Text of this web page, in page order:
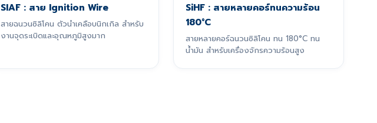
SIAF : สาย Ignition Wire
สายฉนวนซิลิโคน ตัวนำเคลือบนิกเกิล สำหรับ
งานจุดระเบิดและอุณหภูมิสูงมาก
SiHF : สายหลายคอร์ทนความร้อน
180°C
สายหลายคอร์ฉนวนซิลิโคน ทน 180°C ทน
น้ำมัน สำหรับเครื่องจักรความร้อนสูง